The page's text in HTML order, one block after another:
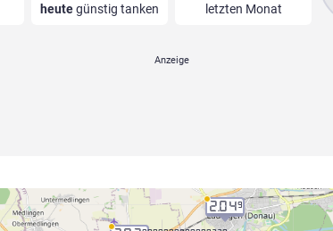
heutegünstig tanken
letzten Monat
2.049